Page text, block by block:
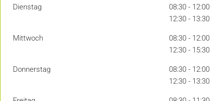
Dienstag
08:30 - 12:00
12:30 - 13:30
Mittwoch
08:30 - 12:00
12:30 - 15:30
Donnerstag
08:30 - 12:00
12:30 - 13:30